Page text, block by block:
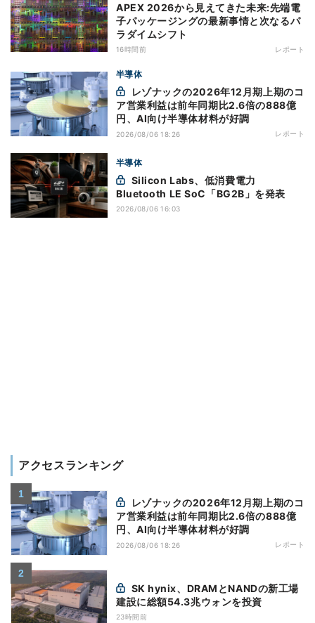
APEX 2026から見えてきた未来:先端電
子パッケージングの最新事情と次なるパ
ラダイムシフト
16時間前 レポート
半導体
ア営業利益は前年同期比2.6倍の888億
円、AI向け半導体材料が好調
2026/08/06 18:26 レポート
半導体
Bluetooth LE SoC「BG2B」を発表
2026/08/06 16:03
アクセスランキング
ア営業利益は前年同期比2.6倍の888億
円、AI向け半導体材料が好調
2026/08/06 18:26 レポート
建設に総額54.3兆ウォンを投資
23時間前